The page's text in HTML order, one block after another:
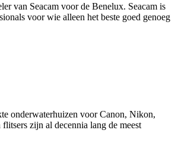
van Seacam voor de Benelux. Seacam is
voor wie alleen het beste goed genoeg
onderwaterhuizen voor Canon, Nikon,
zijn al decennia lang de meest